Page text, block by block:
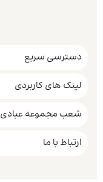
دسترسی سریع
لینک های کاربردی
شعب مجموعه عبادی
ارتباط با ما